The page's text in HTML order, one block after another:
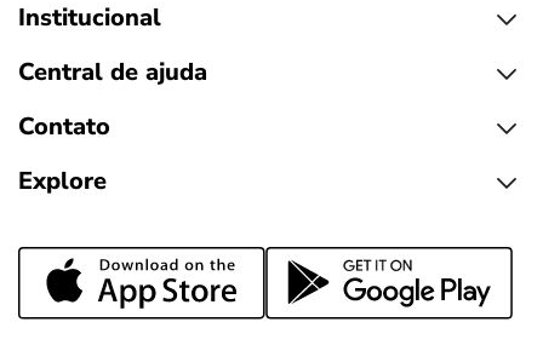
Institucional
Central de ajuda
Contato
Explore